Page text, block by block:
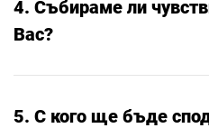
4. Събираме ли
Вас?
5. С кого ще бъде